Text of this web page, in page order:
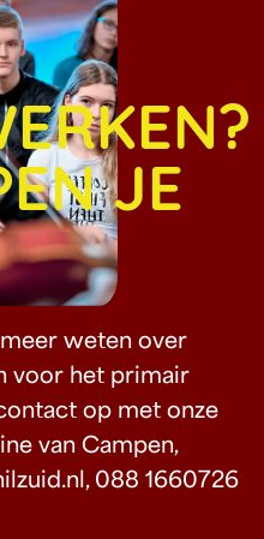
JE
weten over
voor het primair
op met onze
van Campen,
088 1660726